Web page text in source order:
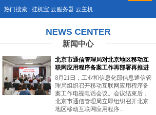
热门搜索 : 挂机宝 云服务器 云主机
NEWS CENTER
新闻中心
北京市通信管理局对北京地区移动互
联网应用程序备案工作再部署再推进
8月21日，工业和信息化部信息通信管
理局组织召开移动互联网应用程序备
案工作电视电话会议。会议结束后，
北京市通信管理局立即组织召开北京
地区移动互联网应用程序...